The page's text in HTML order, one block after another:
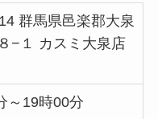
群馬県邑楽郡大泉
−１ カスミ大泉店
～19時00分